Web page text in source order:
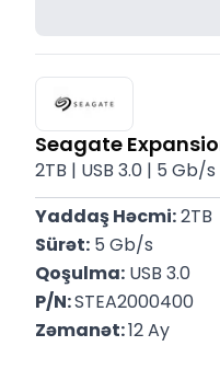
Seagate
2TB | USB 3.0 | 5 Gb/s
Yaddaş Həcmi: 2TB
Sürət: 5 Gb/s
Qoşulma: USB 3.0
P/N: STEA2000400
Zəmanət: 12 Ay